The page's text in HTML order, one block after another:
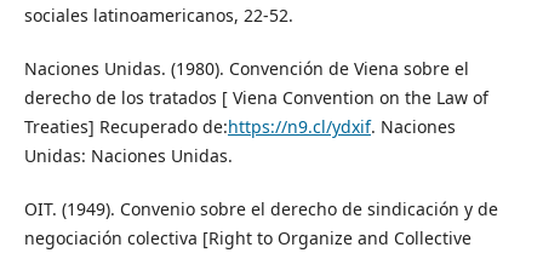
sociales latinoamericanos, 22-52.
Naciones Unidas. (1980). Convención de Viena sobre el
derecho de los tratados [ Viena Convention on the Law of
Treaties] Recuperado de:https://n9.cl/ydxif. Naciones
Unidas: Naciones Unidas.
OIT. (1949). Convenio sobre el derecho de sindicación y de
negociación colectiva [Right to Organize and Collective